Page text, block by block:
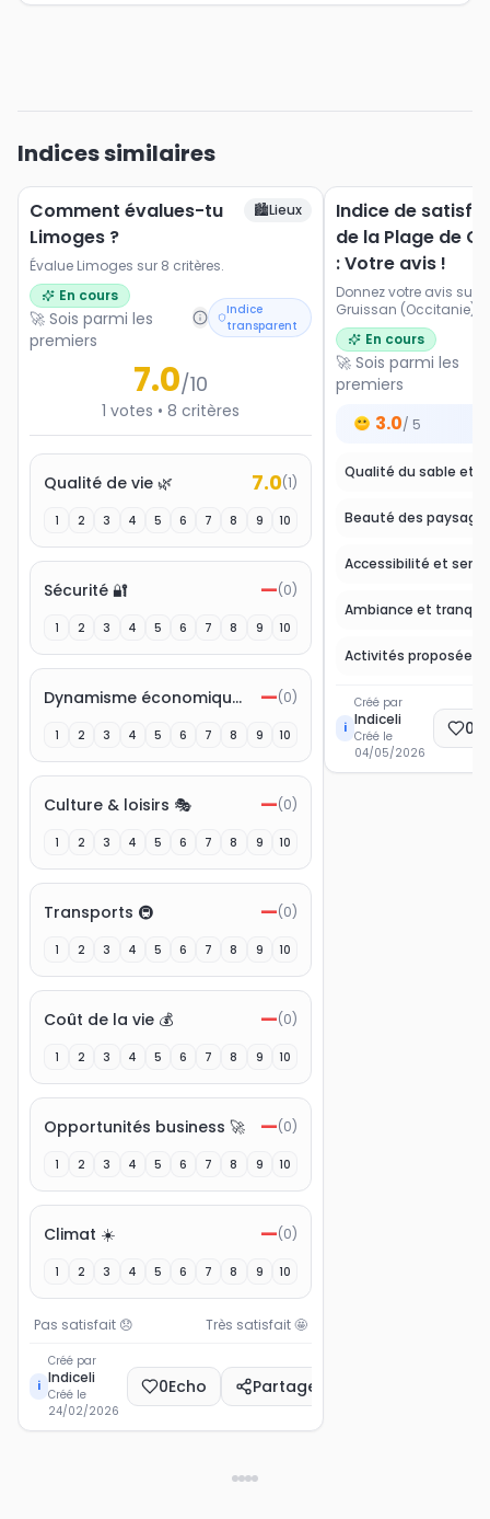
Indices similaires
Comment évalues-tu
Limoges ?
🏙️Lieux
Évalue Limoges sur 8 critères.
En cours
🚀 Sois parmi les
premiers
Indice
transparent
7.0/10
1 votes • 8 critères
Qualité de vie 🌿 7.0(1)
1 2 3 4 5 6 7 8 9 10
Sécurité 🔐 —(0)
1 2 3 4 5 6 7 8 9 10
Dynamisme économique 💼 —(0)
1 2 3 4 5 6 7 8 9 10
Culture & loisirs 🎭 —(0)
1 2 3 4 5 6 7 8 9 10
Transports 🚇 —(0)
1 2 3 4 5 6 7 8 9 10
Coût de la vie 💰 —(0)
1 2 3 4 5 6 7 8 9 10
Opportunités business 🚀 —(0)
1 2 3 4 5 6 7 8 9 10
Climat ☀️ —(0)
1 2 3 4 5 6 7 8 9 10
Pas satisfait 😞 Très satisfait🤩
i
Créé par
Indiceli
Créé le
24/02/2026
0Echo Partager
Indice de
de la Plage de
: Votre avis !
Donnez votre avis sur
Gruissan (Occitanie).
les paysages,
et les activités
En cours
🚀 Sois parmi les
premiers
3.0/ 5
Beauté des
Accessibilité et
Ambiance et
i
Créé par
Indiceli
Créé le
04/05/2026
0